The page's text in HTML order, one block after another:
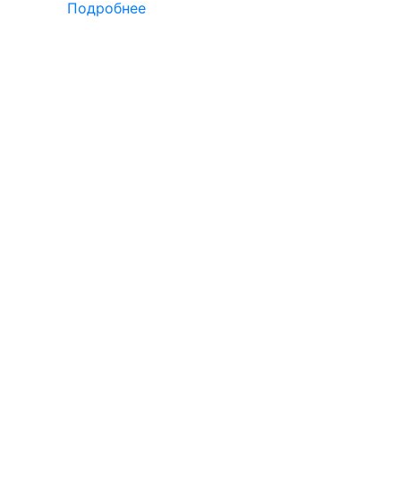
Подробнее